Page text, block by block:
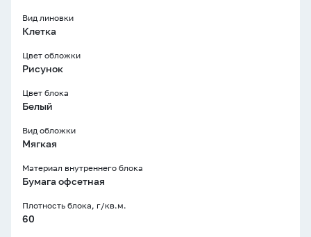
Вид линовки
Клетка
Цвет обложки
Рисунок
Цвет блока
Белый
Вид обложки
Мягкая
Материал внутреннего блока
Бумага офсетная
Плотность блока, г/кв.м.
60